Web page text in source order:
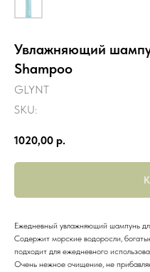
Увлажняющий
Shampoo
GLYNT
SKU:
1020,00 р.
Ежедневный увлажняющий шампунь
Содержит морские водоросли,
подходит для ежедневного
Очень нежное очищение, не